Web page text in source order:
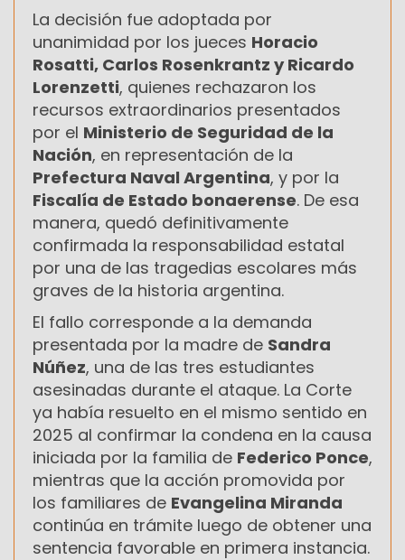
La decisión fue adoptada por
unanimidad por los jueces Horacio
Rosatti, Carlos Rosenkrantz y Ricardo
Lorenzetti, quienes rechazaron los
recursos extraordinarios presentados
por el Ministerio de Seguridad de la
Nación, en representación de la
Prefectura Naval Argentina, y por la
Fiscalía de Estado bonaerense. De esa
manera, quedó definitivamente
confirmada la responsabilidad estatal
por una de las tragedias escolares más
graves de la historia argentina.
El fallo corresponde a la demanda
presentada por la madre de Sandra
Núñez, una de las tres estudiantes
asesinadas durante el ataque. La Corte
ya había resuelto en el mismo sentido en
2025 al confirmar la condena en la causa
iniciada por la familia de Federico Ponce,
mientras que la acción promovida por
los familiares de Evangelina Miranda
continúa en trámite luego de obtener una
sentencia favorable en primera instancia.